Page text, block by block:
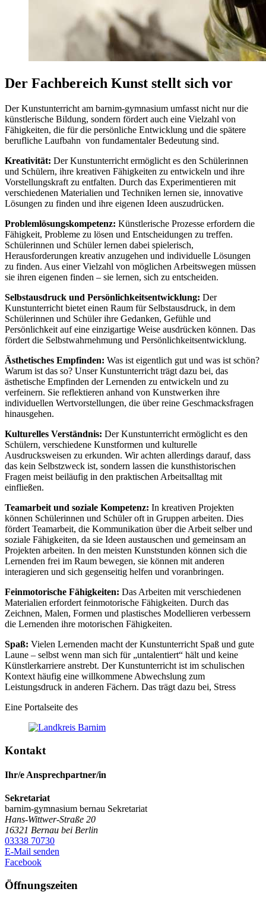
Der Fachbereich Kunst stellt sich vor
Der Kunstunterricht am barnim-gymnasium umfasst nicht nur die
künstlerische Bildung, sondern fördert auch eine Vielzahl von
Fähigkeiten, die für die persönliche Entwicklung und die spätere
berufliche Laufbahn von fundamentaler Bedeutung sind.
Kreativität: Der Kunstunterricht ermöglicht es den Schülerinnen
und Schülern, ihre kreativen Fähigkeiten zu entwickeln und ihre
Vorstellungskraft zu entfalten. Durch das Experimentieren mit
verschiedenen Materialien und Techniken lernen sie, innovative
Lösungen zu finden und ihre eigenen Ideen auszudrücken.
Problemlösungskompetenz: Künstlerische Prozesse erfordern die
Fähigkeit, Probleme zu lösen und Entscheidungen zu treffen.
Schülerinnen und Schüler lernen dabei spielerisch,
Herausforderungen kreativ anzugehen und individuelle Lösungen
zu finden. Aus einer Vielzahl von möglichen Arbeitswegen müssen
sie ihren eigenen finden – sie lernen, sich zu entscheiden.
Selbstausdruck und Persönlichkeitsentwicklung: Der
Kunstunterricht bietet einen Raum für Selbstausdruck, in dem
Schülerinnen und Schüler ihre Gedanken, Gefühle und
Persönlichkeit auf eine einzigartige Weise ausdrücken können. Das
fördert die Selbstwahrnehmung und Persönlichkeitsentwicklung.
Ästhetisches Empfinden: Was ist eigentlich gut und was ist schön?
Warum ist das so? Unser Kunstunterricht trägt dazu bei, das
ästhetische Empfinden der Lernenden zu entwickeln und zu
verfeinern. Sie reflektieren anhand von Kunstwerken ihre
individuellen Wertvorstellungen, die über reine Geschmacksfragen
hinausgehen.
Kulturelles Verständnis: Der Kunstunterricht ermöglicht es den
Schülern, verschiedene Kunstformen und kulturelle
Ausdrucksweisen zu erkunden. Wir achten allerdings darauf, dass
das kein Selbstzweck ist, sondern lassen die kunsthistorischen
Fragen meist beiläufig in den praktischen Arbeitsalltag mit
einfließen.
Teamarbeit und soziale Kompetenz: In kreativen Projekten
können Schülerinnen und Schüler oft in Gruppen arbeiten. Dies
fördert Teamarbeit, die Kommunikation über die Arbeit selber und
soziale Fähigkeiten, da sie Ideen austauschen und gemeinsam an
Projekten arbeiten. In den meisten Kunststunden können sich die
Lernenden frei im Raum bewegen, sie können mit anderen
interagieren und sich gegenseitig helfen und voranbringen.
Feinmotorische Fähigkeiten: Das Arbeiten mit verschiedenen
Materialien erfordert feinmotorische Fähigkeiten. Durch das
Zeichnen, Malen, Formen und plastisches Modellieren verbessern
die Lernenden ihre motorischen Fähigkeiten.
Spaß: Vielen Lernenden macht der Kunstunterricht Spaß und gute
Laune – selbst wenn man sich für „untalentiert“ hält und keine
Künstlerkarriere anstrebt. Der Kunstunterricht ist im schulischen
Kontext häufig eine willkommene Abwechslung zum
Leistungsdruck in anderen Fächern. Das trägt dazu bei, Stress
Eine Portalseite des
Kontakt
Ihr/e Ansprechpartner/in
Sekretariat
barnim-gymnasium bernau Sekretariat
Hans-Wittwer-Straße 20
16321 Bernau bei Berlin
03338 70730
E-Mail senden
Facebook
Öffnungszeiten